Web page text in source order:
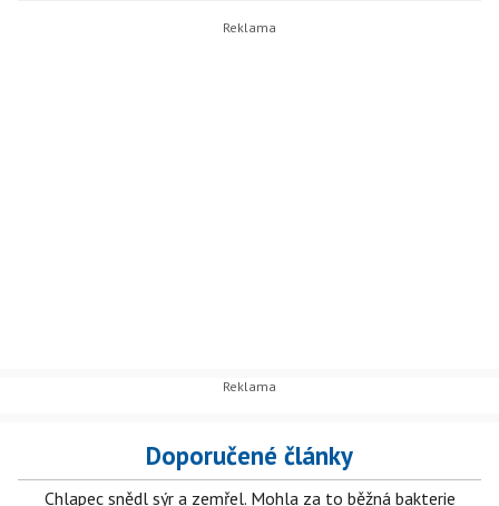
Doporučené články
Chlapec snědl sýr a zemřel. Mohla za to běžná bakterie